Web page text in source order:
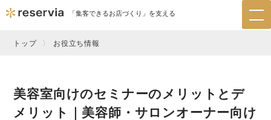
「集客できるお店づくり」を支える
トップ お役立ち情報
美容室向けのセミナーのメリットとデ
メリット｜美容師・サロンオーナー向け